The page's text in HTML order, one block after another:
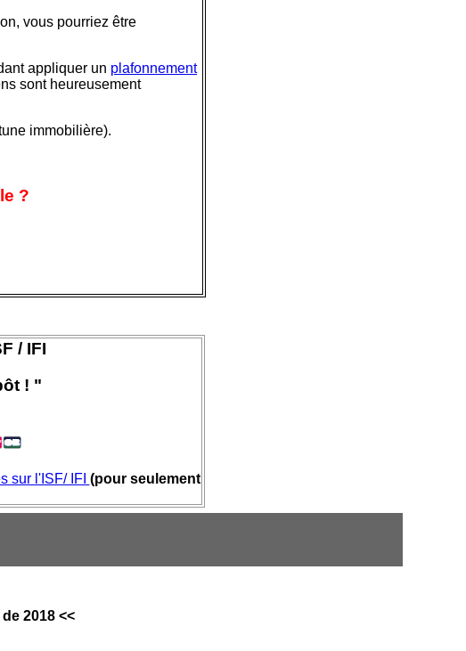
vous pourriez être
appliquer un plafonnement
sont heureusement
immobilière).
?
/ IFI
! "
sur l'ISF/ IFI (pour seulement
2018 <<